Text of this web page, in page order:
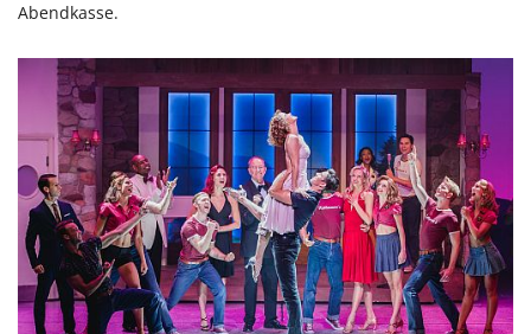
Abendkasse.